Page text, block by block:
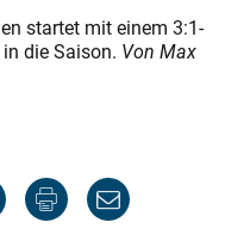
startet mit einem 3:1-
die Saison. Von Max